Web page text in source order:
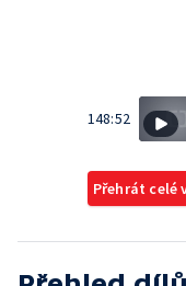
148:52
Přehrát celé